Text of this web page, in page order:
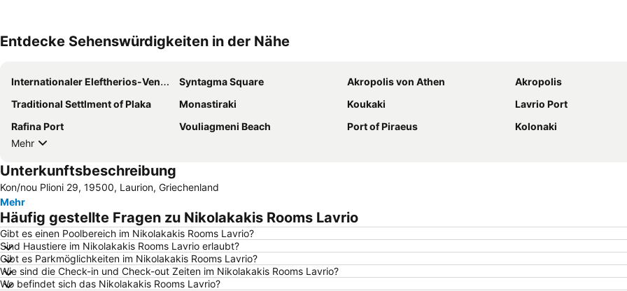
Entdecke Sehenswürdigkeiten in der Nähe
Internationaler Eleftherios-Venizelos-Flughafen Athen Syntagma Square Akropolis von Athen
Akropolis
Traditional Settlment of Plaka
Monastiraki Koukaki
Lavrio Port
Rafina Port
Vouliagmeni Beach Port of Piraeus
Kolonaki
Mehr
Unterkunftsbeschreibung
Kon/nou Plioni 29, 19500, Laurion, Griechenland
Mehr
Häufig gestellte Fragen zu Nikolakakis Rooms Lavrio
Gibt es einen Poolbereich im Nikolakakis Rooms Lavrio?
Sind Haustiere im Nikolakakis Rooms Lavrio erlaubt?
Gibt es Parkmöglichkeiten im Nikolakakis Rooms Lavrio?
Wie sind die Check-in und Check-out Zeiten im Nikolakakis Rooms Lavrio?
Wo befindet sich das Nikolakakis Rooms Lavrio?